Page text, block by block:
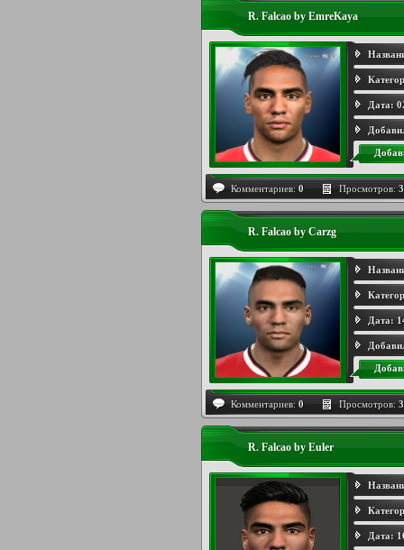
R. Falcao by EmreKaya
Дата:
Комментариев: 0 Просмотров:
R. Falcao by Carzg
Дата:
Комментариев: 0 Просмотров:
R. Falcao by Euler
Дата: